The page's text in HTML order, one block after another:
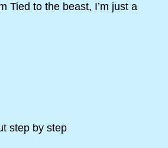
Tied to the beast, I’m just a
step by step